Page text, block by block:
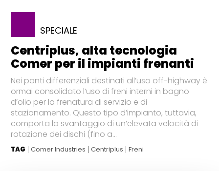
SPECIALE
Centriplus, alta tecnologia
Comer per il impianti frenanti
Nei ponti differenziali destinati all’uso off-highway è
ormai consolidato l’uso di freni interni in bagno
d’olio per la frenatura di servizio e di
stazionamento. Questo tipo d’impianto, tuttavia,
comporta lo svantaggio di un’elevata velocità di
rotazione dei dischi (fino a...
TAG Comer Industries Centriplus Freni